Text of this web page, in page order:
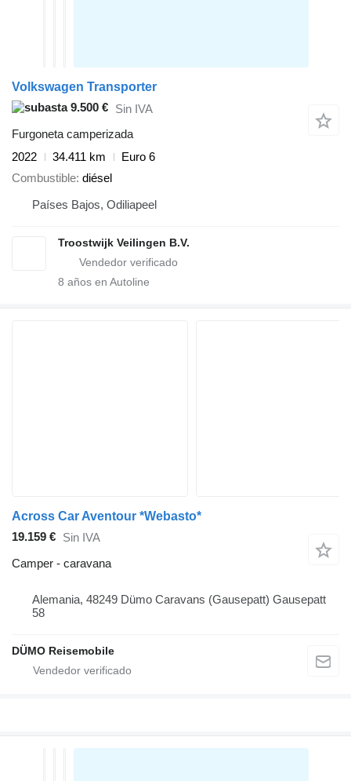
Volkswagen Transporter
9.500 € Sin IVA
Furgoneta camperizada
2022
34.411 km
Euro 6
Combustible diésel
Países Bajos, Odiliapeel
Troostwijk Veilingen B.V.
8 años en Autoline
Across Car Aventour *Webasto*
19.159 € Sin IVA
Camper - caravana
Alemania, 48249 Dümo Caravans (Gausepatt) Gausepatt
58
DÜMO Reisemobile